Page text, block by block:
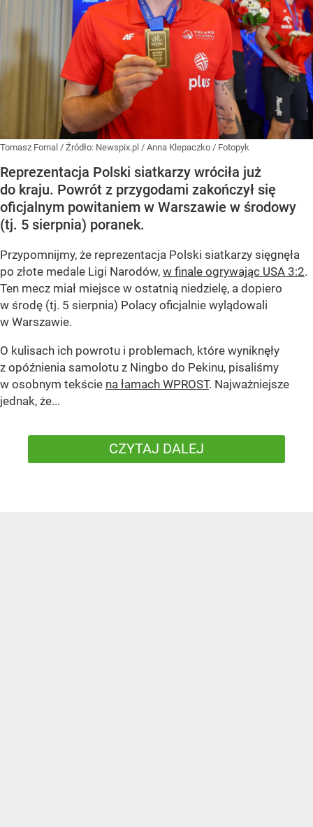
Tomasz Fornal / Źródło: Newspix.pl / Anna Klepaczko / Fotopyk
Reprezentacja Polski siatkarzy wróciła już
do kraju. Powrót z przygodami zakończył się
oficjalnym powitaniem w Warszawie w środowy
(tj. 5 sierpnia) poranek.
Przypomnijmy, że reprezentacja Polski siatkarzy sięgnęła
po złote medale Ligi Narodów, w finale ogrywając USA 3:2.
Ten mecz miał miejsce w ostatnią niedzielę, a dopiero
w środę (tj. 5 sierpnia) Polacy oficjalnie wylądowali
w Warszawie.
O kulisach ich powrotu i problemach, które wyniknęły
z opóźnienia samolotu z Ningbo do Pekinu, pisaliśmy
w osobnym tekście na łamach WPROST. Najważniejsze
jednak, że...
CZYTAJ DALEJ